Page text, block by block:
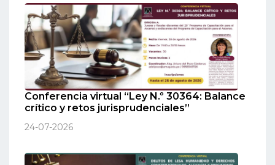
Conferencia virtual “Ley N.º 30364: Balance
crítico y retos jurisprudenciales”
24-07-2026